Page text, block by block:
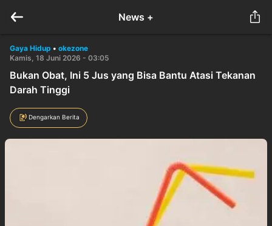
News +
Gaya Hidup • okezone
Kamis, 18 Juni 2026 - 03:05
Bukan Obat, Ini 5 Jus yang Bisa Bantu Atasi Tekanan
Darah Tinggi
Dengarkan Berita